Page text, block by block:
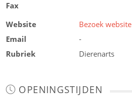
Fax
Website
Bezoek website
Email
-
Rubriek
Dierenarts
OPENINGSTIJDEN